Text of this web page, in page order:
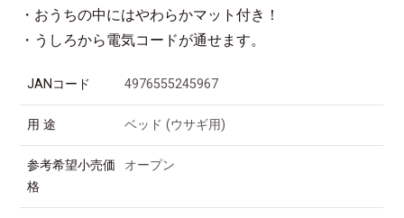
・おうちの中にはやわらかマット付き！
・うしろから電気コードが通せます。
JANコード 4976555245967
用 途 ベッド (ウサギ用)
参考希望小売価
格
オープン